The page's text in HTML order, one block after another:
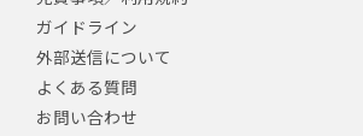
ガイドライン
外部送信について
よくある質問
お問い合わせ